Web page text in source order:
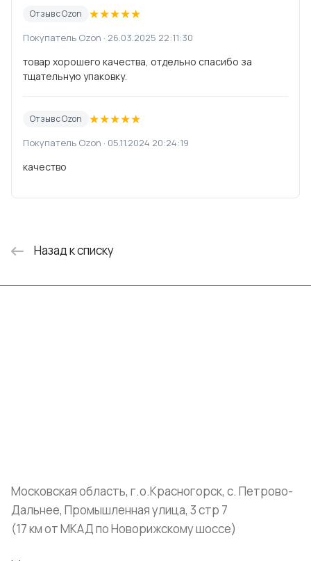
Отзыв с Ozon ★★★★★
Покупатель Ozon · 26.03.2025 22:11:30
товар хорошего качества, отдельно спасибо за
тщательную упаковку.
Отзыв с Ozon ★★★★★
Покупатель Ozon · 05.11.2024 20:24:19
качество
Назад к списку
Московская область, г.о.Красногорск, с. Петрово-
Дальнее, Промышленная улица, 3 стр 7
(17 км от МКАД по Новорижскому шоссе)